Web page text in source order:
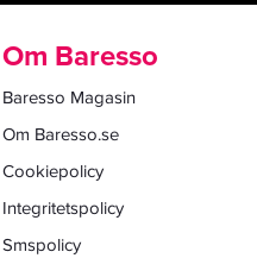
Om Baresso
Baresso Magasin
Om Baresso.se
Cookiepolicy
Integritetspolicy
Smspolicy